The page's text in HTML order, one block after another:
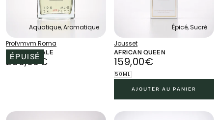
Aquatique, Aromatique
Profvmvm Roma
ACQVA DI SALE
ÉPUISÉ
250,00€
PRIX
250,00€
Épicé, Sucré
Jousset
AFRICAN QUEEN
159,00€
PRIX
RÉGULIER
159,00€
50ML
AJOUTER AU PANIER